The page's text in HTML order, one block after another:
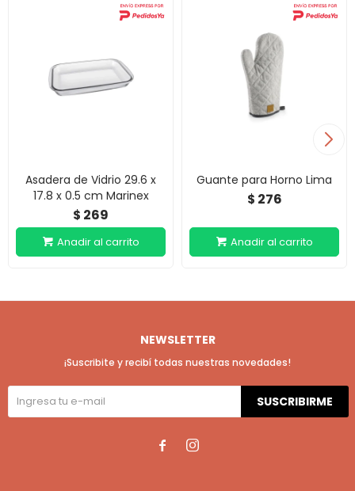
Asadera de Vidrio 29.6 x
17.8 x 0.5 cm Marinex
$ 269
Guante para Horno Lima
$ 276
NEWSLETTER
¡Suscribite y recibí todas nuestras novedades!
SUSCRIBIRME
 